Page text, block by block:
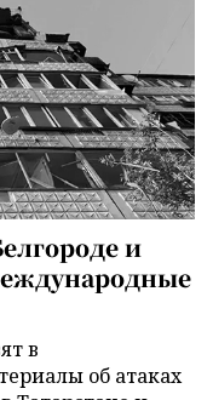
и
в
об атаках